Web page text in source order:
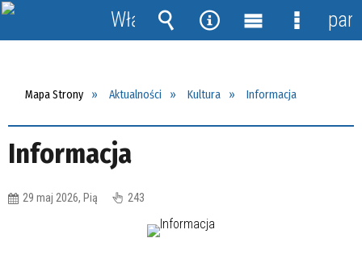
Mapa Strony Aktualności Kultura Informacja
Informacja
29 maj 2026, Pią 243
Włącz
powiadomienia
Wyszukiwarka
Narzędzia
MenuMenu